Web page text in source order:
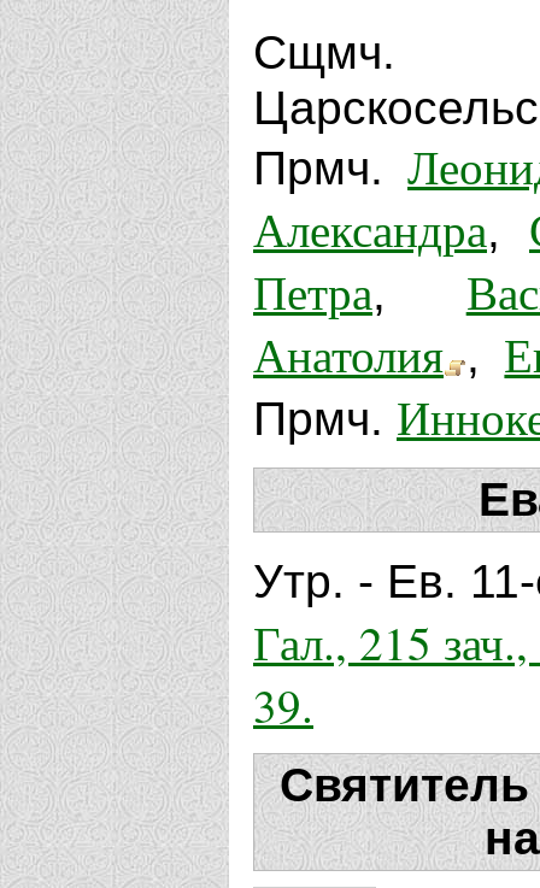
Сщмч.
Прмч.
Александра,
Петра,
Анатолия ,
Прмч.
Утр. - Ев.
Гал., 215
39.